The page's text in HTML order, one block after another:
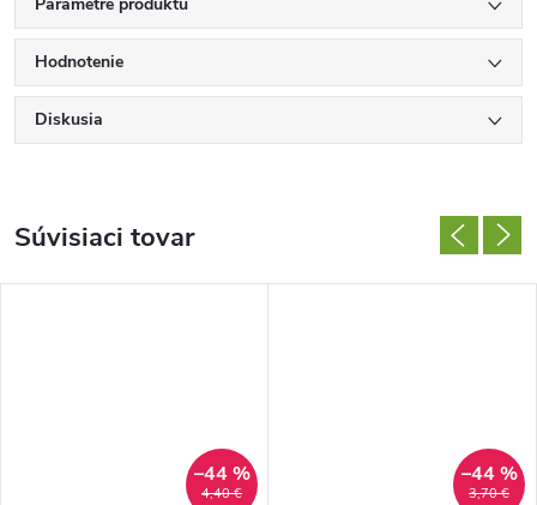
Hodnotenie
Diskusia
Súvisiaci tovar
4,40 €
–44 %
3,70 €
–44 %